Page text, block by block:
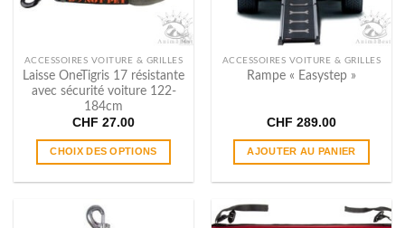
ACCESSOIRES VOITURE & GRILLES
Laisse OneTigris 17 résistante
avec sécurité voiture 122-
184cm
CHF 27.00
CHOIX DES OPTIONS
a
ACCESSOIRES VOITURE & GRILLES
Rampe « Easystep »
CHF 289.00
AJOUTER AU PANIER